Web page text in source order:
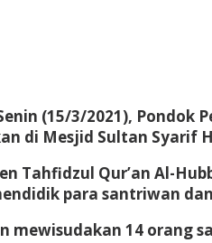
(15/3/2021), Pondok
di Mesjid Sultan Syarif
Tahfidzul Qur’an Al-
para santriwan
mewisudakan 14 orang